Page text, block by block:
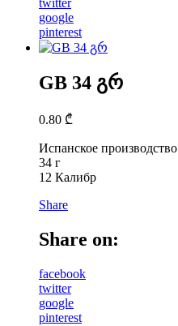
twitter
google
pinterest
GB 34 გრ
0.80 ₾
Испанское
34 г
12 Калибр
Share
Share on:
facebook
twitter
google
pinterest